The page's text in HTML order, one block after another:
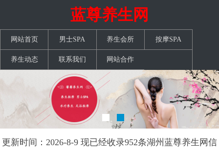
蓝尊养生网
网站首页 男士SPA 养生会所 按摩SPA
养生动态 联系我们 网站合作
更新时间：2026-8-9 现已经收录952条湖州蓝尊养生网信